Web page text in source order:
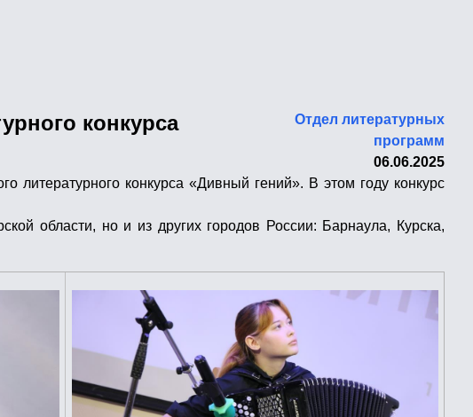
конкурса
Отдел литературных
программ
06.06.2025
литературного конкурса «Дивный гений». В этом году конкурс
области, но и из других городов России: Барнаула, Курска,